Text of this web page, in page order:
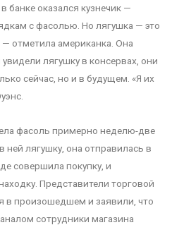
банке оказался кузнечик —
с фасолью. Но лягушка — это
отметила американка. Она
лягушку в консервах, они
сейчас, но и в будущем. «Я их
фасоль примерно неделю-две
лягушку, она отправилась в
совершила покупку, и
Представители торговой
в произошедшем и заявили, что
сотрудники магазина